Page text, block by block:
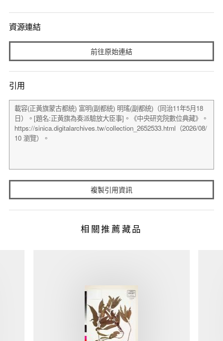
資源連結
前往原始連結
引用
複製引用資訊
相關推薦藏品